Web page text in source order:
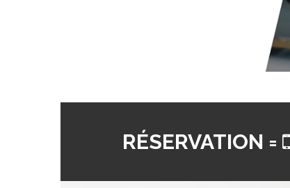
RÉSERVATION =